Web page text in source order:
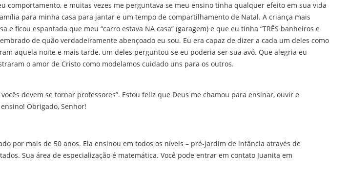
comportamento, e muitas vezes me perguntava se meu ensino tinha qualquer efeito em sua vida
para minha casa para jantar e um tempo de compartilhamento de Natal. A criança mais
e ficou espantada que meu “carro estava NA casa” (garagem) e que eu tinha “TRÊS banheiros e
de quão verdadeiramente abençoado eu sou. Eu era capaz de dizer a cada um deles como
aquela noite e mais tarde, um deles perguntou se eu poderia ser sua avó. Que alegria eu
o amor de Cristo como modelamos cuidado uns para os outros.
devem se tornar professores”. Estou feliz que Deus me chamou para ensinar, ouvir e
Obrigado, Senhor!
por mais de 50 anos. Ela ensinou em todos os níveis – pré-jardim de infância através de
Sua área de especialização é matemática. Você pode entrar em contato Juanita em